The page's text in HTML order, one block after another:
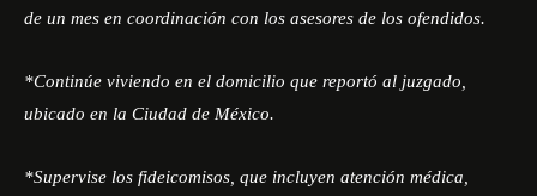
de un mes en coordinación con los asesores de los ofendidos.
*Continúe viviendo en el domicilio que reportó al juzgado,
ubicado en la Ciudad de México.
*Supervise los fideicomisos, que incluyen atención médica,